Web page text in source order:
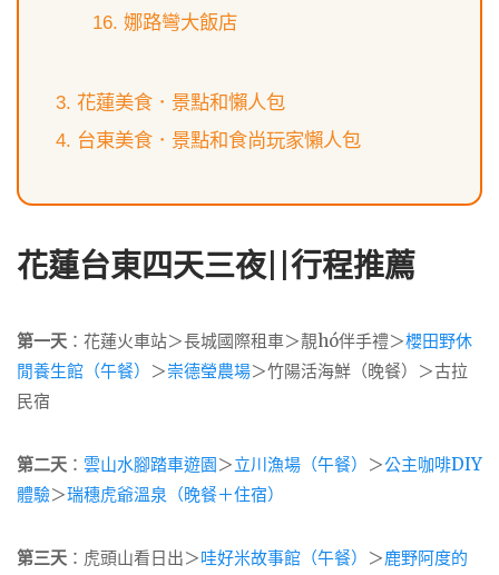
娜路彎大飯店
花蓮美食．景點和懶人包
台東美食．景點和食尚玩家懶人包
花蓮台東四天三夜||行程推薦
第一天 ：花蓮火車站＞長城國際租車＞靚hó伴手禮＞櫻田野休
閒養生館（午餐）
＞崇德瑩農場＞竹陽活海鮮（晚餐）＞古拉
民宿
第二天 ： 雲山水腳踏車遊園＞立川漁場（午餐） ＞公主咖啡DIY
體驗＞瑞穗虎爺溫泉（晚餐＋住宿）
第三天 ：虎頭山看日出＞哇好米故事館（午餐） ＞鹿野阿度的